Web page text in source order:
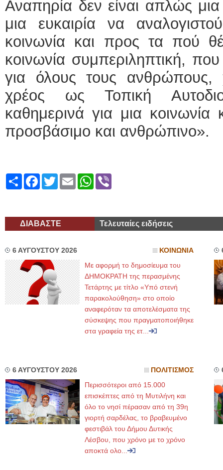
Αναπηρία δεν είναι απλώς
μια ευκαιρία να
κοινωνία και προς τα πού
κοινωνία συμπεριληπτική, που
για όλους τους ανθρώπους,
χρέος ως Τοπική
καθημερινά για μια
προσβάσιμο και ανθρώπινο».
ShareFacebook
TwitterEmailWhatsApp
ΔΙΑΒΑΣΤΕ Τελευταίες ειδήσεις
6 ΑΥΓΟΥΣΤΟΥ 2026 ΚΟΙΝΩΝΙΑ
Με αφορμή το δημοσίευμα του
ΔΗΜΟΚΡΑΤΗ της περασμένης
Τετάρτης με τίτλο «Υπό στενή
παρακολούθηση» στο οποίο
αναφερόταν τα αποτελέσματα της
σύσκεψης που πραγματοποιήθηκε
στα γραφεία της ετ...
6 ΑΥΓΟΥΣΤΟΥ 2026 ΠΟΛΙΤΙΣΜΟΣ
Περισσότεροι από 15.000
επισκέπτες από τη Μυτιλήνη και
όλο το νησί πέρασαν από τη 39η
γιορτή σαρδέλας, το βραβευμένο
φεστιβάλ του Δήμου Δυτικής
Λέσβου, που χρόνο με το χρόνο
αποκτά ολο...